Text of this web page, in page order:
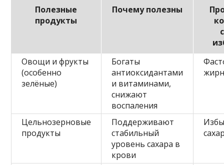
Полезные
продукты
Почему полезны
Овощи и фрукты
(особенно
зелёные)
Богаты
антиоксидантами
и витаминами,
снижают
воспаления
Цельнозерновые
продукты
Поддерживают
стабильный
уровень сахара в
крови